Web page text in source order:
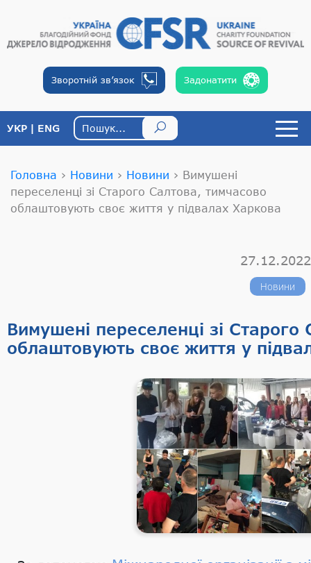
Зворотній зв’язок Задонатити
УКР ENG
Головна › Новини › Новини › Вимушені
переселенці зі Старого Салтова, тимчасово
облаштовують своє життя у підвалах Харкова
27.12.2022
Новини
Вимушені переселенці зі
облаштовують своє життя у